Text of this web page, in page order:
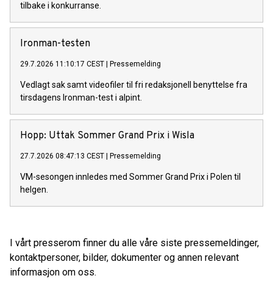
tilbake i konkurranse.
Ironman-testen
29.7.2026 11:10:17 CEST Pressemelding
Vedlagt sak samt videofiler til fri redaksjonell benyttelse fra
tirsdagens Ironman-test i alpint.
Hopp: Uttak Sommer Grand Prix i Wisla
27.7.2026 08:47:13 CEST Pressemelding
VM-sesongen innledes med Sommer Grand Prix i Polen til
helgen.
I vårt presserom finner du alle våre siste pressemeldinger,
kontaktpersoner, bilder, dokumenter og annen relevant
informasjon om oss.